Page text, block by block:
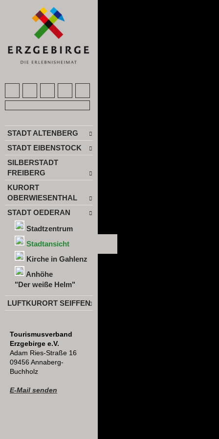
STADT ALTENBERG
STADT EIBENSTOCK
SILBERSTADT
FREIBERG
KURORT
OBERWIESENTHAL
STADT OEDERAN
Stadtzentrum
Stadtansicht
Kirche in Gahlenz
Anhöhe
"Der weiße Helm"
LUFTKURORT SEIFFEN
Tourismusverband
Erzgebirge e.V.
Adam Ries-Straße 16
09456 Annaberg-
Buchholz
E-Mail senden